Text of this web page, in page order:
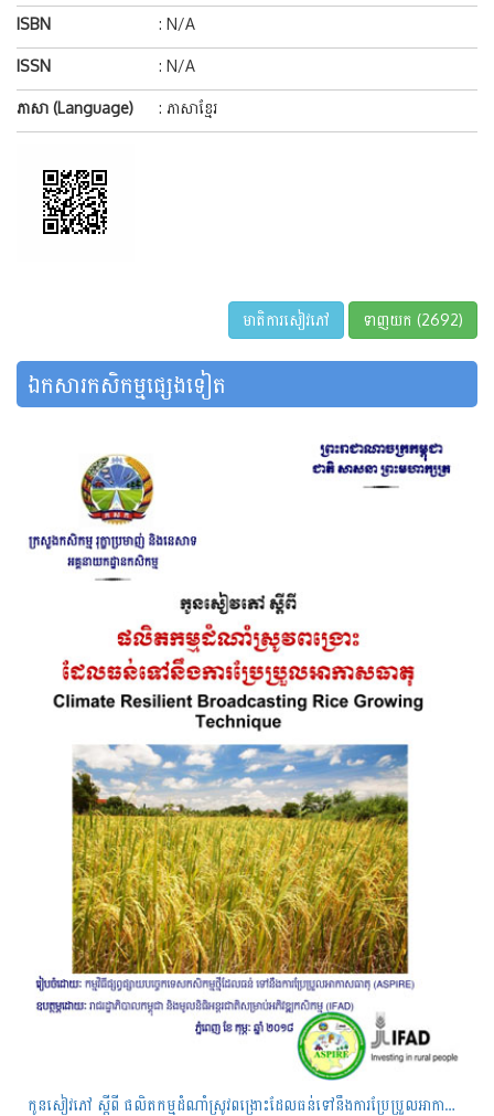
ISBN : N/A
ISSN : N/A
ភាសា (Language) : ភាសាខ្មែរ
មាតិការសៀវភៅ ទាញយក (2692)
ឯកសារកសិកម្មផ្សេងទៀត
កូន​សៀវភៅ ​ស្ដីពី​ ផលិត​កម្ម​ដំណាំស្រូវ​ពង្រោះ​ដែល​ធន់​ទៅ​នឹង​​ការ​ប្រែ​ប្រួល​អាកាស​ធាតុ​